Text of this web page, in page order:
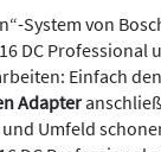
System von
DC
Einfach
Adapter
Umfeld